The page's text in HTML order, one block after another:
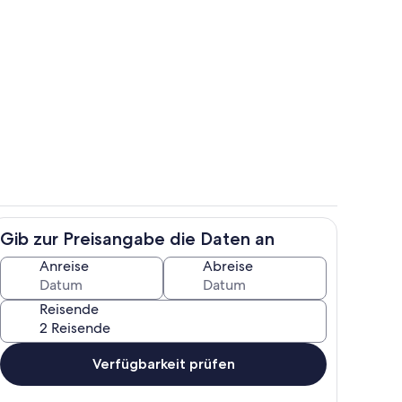
Außendetails
Gib zur Preisangabe die Daten an
Anreise Abreise
Reisende
Verfügbarkeit prüfen